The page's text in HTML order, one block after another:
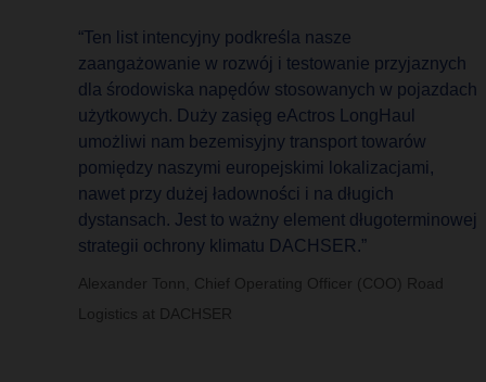
“Ten list intencyjny podkreśla nasze
zaangażowanie w rozwój i testowanie przyjaznych
dla środowiska napędów stosowanych w pojazdach
użytkowych. Duży zasięg eActros LongHaul
umożliwi nam bezemisyjny transport towarów
pomiędzy naszymi europejskimi lokalizacjami,
nawet przy dużej ładowności i na długich
dystansach. Jest to ważny element długoterminowej
strategii ochrony klimatu DACHSER.”
Alexander Tonn, Chief Operating Officer (COO) Road
Logistics at DACHSER